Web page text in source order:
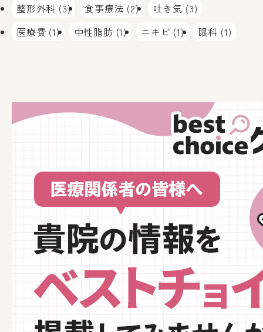
整形外科 (3)
食事療法 (2)
吐き気 (3)
医療費 (1)
中性脂肪 (1) ニキビ (1) 眼科 (1)